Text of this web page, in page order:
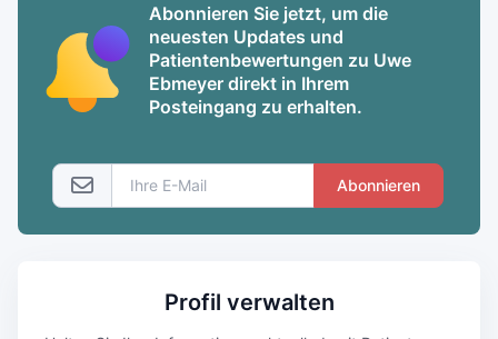
Abonnieren Sie jetzt, um die
neuesten Updates und
Patientenbewertungen zu Uwe
Ebmeyer direkt in Ihrem
Posteingang zu erhalten.
Abonnieren
Profil verwalten